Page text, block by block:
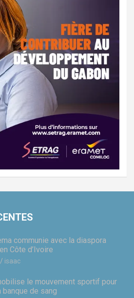
communie avec la diaspora
Côte d’Ivoire
isaac
le mouvement sportif pour
de sang